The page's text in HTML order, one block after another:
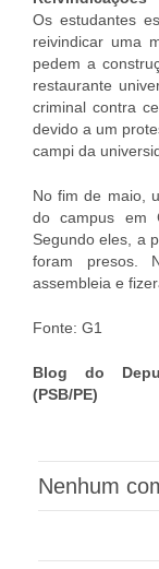
Os estudantes
reivindicar uma
pedem a
restaurante
criminal contra
devido a um
campi da
No fim de maio,
do campus em
Segundo eles, a
foram presos.
assembleia e
Fonte: G1
Blog do
(PSB/PE)
Nenhum